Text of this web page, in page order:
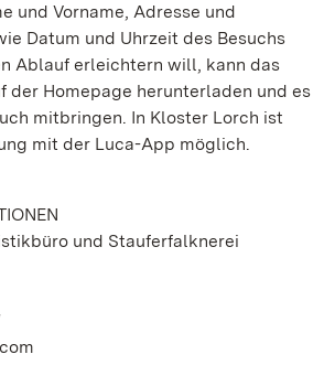
und Vorname, Adresse und
Datum und Uhrzeit des Besuchs
Ablauf erleichtern will, kann das
der Homepage herunterladen und es
mitbringen. In Kloster Lorch ist
mit der Luca-App möglich.
und Stauferfalknerei